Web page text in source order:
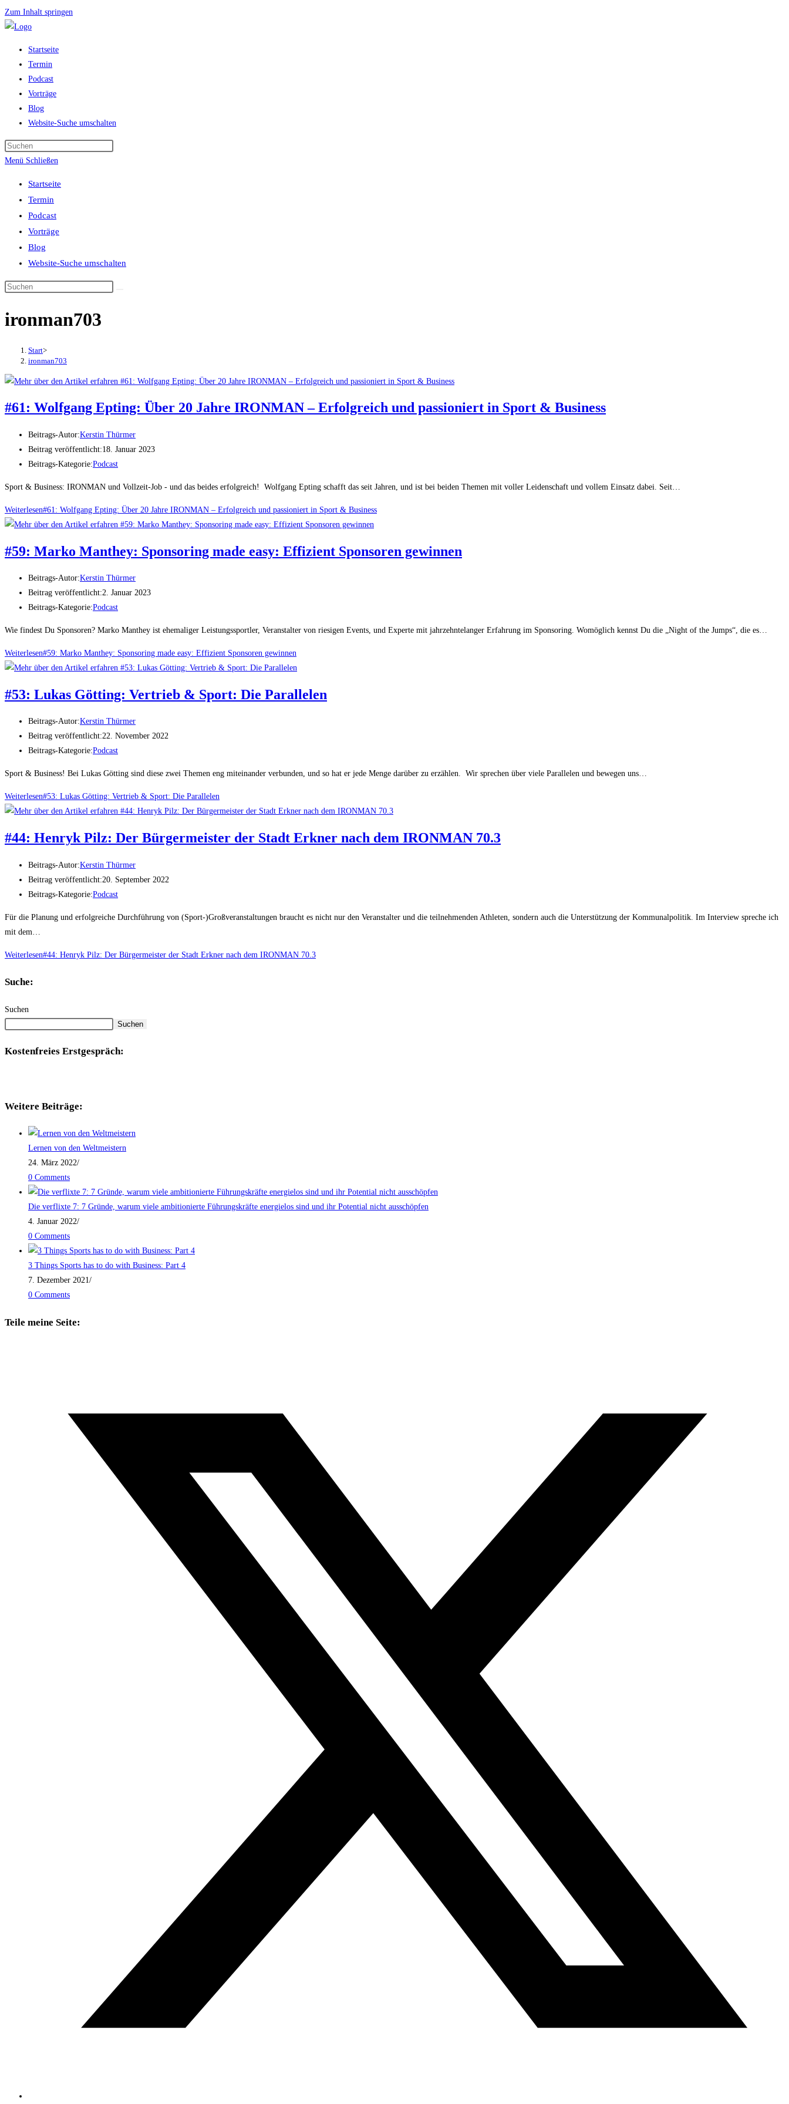
Zum Inhalt springen
Startseite
Termin
Podcast
Vorträge
Blog
Website-Suche umschalten
Menü Schließen
Startseite
Termin
Podcast
Vorträge
Blog
Website-Suche umschalten
ironman703
Start>
ironman703
#61: Wolfgang Epting: Über 20 Jahre IRONMAN – Erfolgreich und passioniert in Sport & Business
Beitrags-Autor:Kerstin Thürmer
Beitrag veröffentlicht:18. Januar 2023
Beitrags-Kategorie:Podcast
Sport & Business: IRONMAN und Vollzeit-Job - und das beides erfolgreich! Wolfgang Epting schafft das seit Jahren, und ist bei beiden Themen mit voller Leidenschaft und vollem Einsatz dabei. Seit…
Weiterlesen#61: Wolfgang Epting: Über 20 Jahre IRONMAN – Erfolgreich und passioniert in Sport & Business
#59: Marko Manthey: Sponsoring made easy: Effizient Sponsoren gewinnen
Beitrags-Autor:Kerstin Thürmer
Beitrag veröffentlicht:2. Januar 2023
Beitrags-Kategorie:Podcast
Wie findest Du Sponsoren? Marko Manthey ist ehemaliger Leistungssportler, Veranstalter von riesigen Events, und Experte mit jahrzehntelanger Erfahrung im Sponsoring. Womöglich kennst Du die „Night of the Jumps“, die es…
Weiterlesen#59: Marko Manthey: Sponsoring made easy: Effizient Sponsoren gewinnen
#53: Lukas Götting: Vertrieb & Sport: Die Parallelen
Beitrags-Autor:Kerstin Thürmer
Beitrag veröffentlicht:22. November 2022
Beitrags-Kategorie:Podcast
Sport & Business! Bei Lukas Götting sind diese zwei Themen eng miteinander verbunden, und so hat er jede Menge darüber zu erzählen. Wir sprechen über viele Parallelen und bewegen uns…
Weiterlesen#53: Lukas Götting: Vertrieb & Sport: Die Parallelen
#44: Henryk Pilz: Der Bürgermeister der Stadt Erkner nach dem IRONMAN 70.3
Beitrags-Autor:Kerstin Thürmer
Beitrag veröffentlicht:20. September 2022
Beitrags-Kategorie:Podcast
Für die Planung und erfolgreiche Durchführung von (Sport-)Großveranstaltungen braucht es nicht nur den Veranstalter und die teilnehmenden Athleten, sondern auch die Unterstützung der Kommunalpolitik. Im Interview spreche ich
mit dem…
Weiterlesen#44: Henryk Pilz: Der Bürgermeister der Stadt Erkner nach dem IRONMAN 70.3
Suche:
Suchen
Suchen
Kostenfreies Erstgespräch:
Weitere Beiträge:
Lernen von den Weltmeistern
24. März 2022/
0 Comments
Die verflixte 7: 7 Gründe, warum viele ambitionierte Führungskräfte energielos sind und ihr Potential nicht ausschöpfen
4. Januar 2022/
0 Comments
3 Things Sports has to do with Business: Part 4
7. Dezember 2021/
0 Comments
Teile meine Seite: